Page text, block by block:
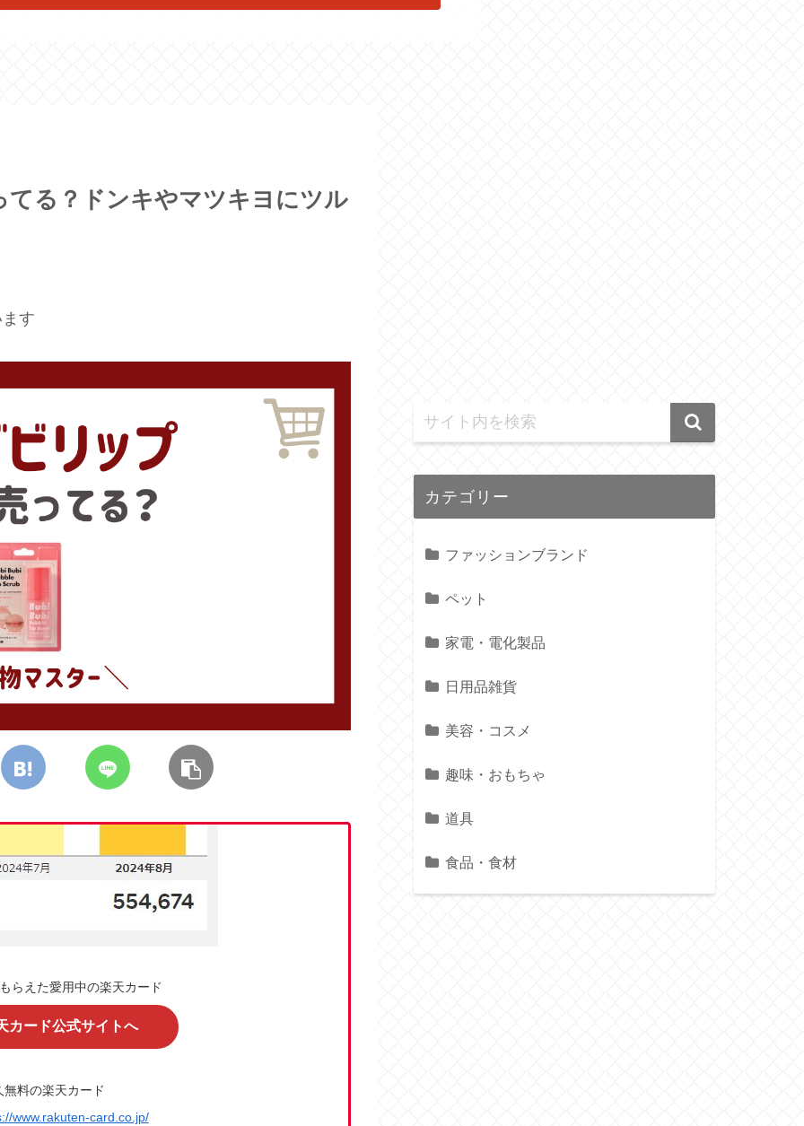
る？ドンキやマツキヨにツル
す
らえた愛用中の楽天カード
カード公式サイトへ
無料の楽天カード
www.rakuten-card.co.jp/
カテゴリー
ファッションブランド
ペット
家電・電化製品
日用品雑貨
美容・コスメ
趣味・おもちゃ
道具
食品・食材